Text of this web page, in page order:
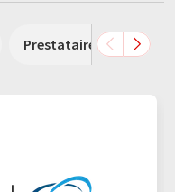
Prestataire de services